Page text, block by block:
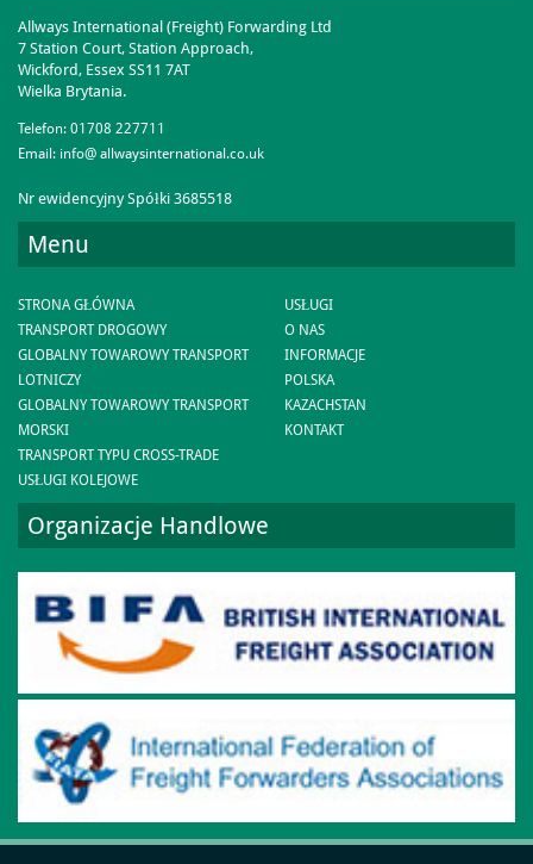
Allways International (Freight) Forwarding Ltd
7 Station Court, Station Approach,
Wickford, Essex SS11 7AT
Wielka Brytania.
Telefon: 01708 227711
Email: info@ allwaysinternational.co.uk
Nr ewidencyjny Spółki 3685518
Menu
STRONA GŁÓWNA
TRANSPORT DROGOWY
GLOBALNY TOWAROWY TRANSPORT
LOTNICZY
GLOBALNY TOWAROWY TRANSPORT
MORSKI
TRANSPORT TYPU CROSS-TRADE
USŁUGI KOLEJOWE
USŁUGI
O NAS
INFORMACJE
POLSKA
KAZACHSTAN
KONTAKT
Organizacje Handlowe